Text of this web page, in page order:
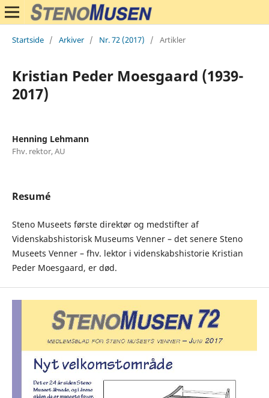
Startside / Arkiver / Nr. 72 (2017) / Artikler
Kristian Peder Moesgaard (1939-
2017)
Henning Lehmann
Fhv. rektor, AU
Resumé
Steno Museets første direktør og medstifter af
Videnskabshistorisk Museums Venner – det senere Steno
Museets Venner – fhv. lektor i videnskabshistorie Kristian
Peder Moesgaard, er død.